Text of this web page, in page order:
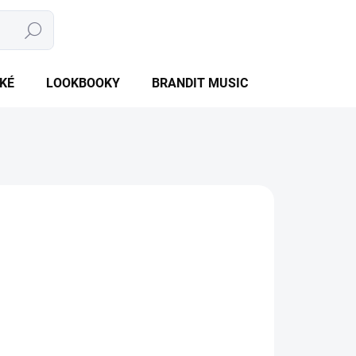
Hledat
LOOKBOOKY BRANDIT MUSIC